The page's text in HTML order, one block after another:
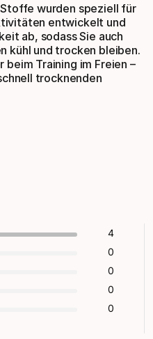
wurden speziell für
entwickelt und
ab, sodass Sie auch
kühl und trocken bleiben.
Training im Freien –
trocknenden
4
0
0
0
0